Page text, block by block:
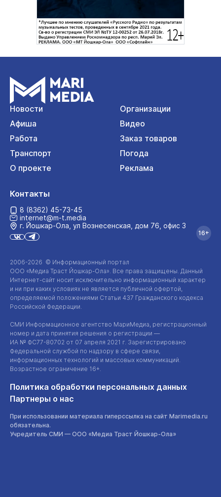
Новости
Организации
Афиша
Видео
Работа
Заказ товаров
Транспорт
Погода
О проекте
Реклама
2006-2026 © Информационный портал
ООО «Медиа Траст Йошкар-Ола». Все права защищены. Данный
Интернет-сайт носит исключительно информационный характер
и ни при каких условиях не является публичной офертой,
определяемой положениями Статьи 437 Гражданского кодекса
Российской Федерации.
СМИ Информационное агентство МариМедиа, регистрационный
номер и дата принятия решения о регистрации —
ИА № ФС77-80702 от 07 апреля 2021 г. Зарегистрировано
Федеральной службой по надзору в сфере связи,
информационных технологий и массовых коммуникаций.
Возрастное ограничение 16+.
Политика обработки персональных данных
Партнеры о нас
При использовании материала гиперссылка на сайт Marimedia.ru
обязательна.
Учредитель СМИ — ООО «Медиа Траст Йошкар-Ола»
Контакты
8 (8362) 45-73-45
internet@m-t.media
г. Йошкар‑Ола, ул Вознесенская, дом 76, офис 3
16+